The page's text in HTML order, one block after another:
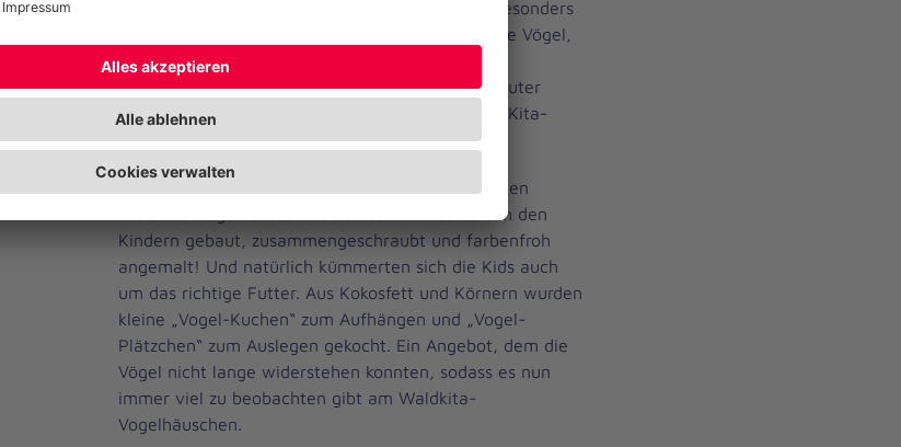
vergangenen Wochen stand eine Gruppe ganz besonders
im Mittelpunkt: Vögel im Winter. Was machen die Vögel,
damit es ihnen nicht zu kalt wird? Wo finden sie
Nahrung? Und mit was kann man sie füttern? Lauter
spannende Fragen, auf die gemeinsam mit dem Kita-
Team Antworten gesucht und gefunden wurden.
Höhepunkt für alle war aber der Bau eines eigenen
Waldkita-Vogelhauses: Gemeinsam wurde es von den
Kindern gebaut, zusammengeschraubt und farbenfroh
angemalt! Und natürlich kümmerten sich die Kids auch
um das richtige Futter. Aus Kokosfett und Körnern wurden
kleine „Vogel-Kuchen“ zum Aufhängen und „Vogel-
Plätzchen“ zum Auslegen gekocht. Ein Angebot, dem die
Vögel nicht lange widerstehen konnten, sodass es nun
immer viel zu beobachten gibt am Waldkita-
Vogelhäuschen.